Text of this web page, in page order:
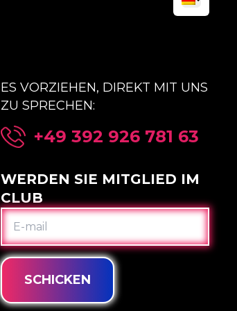
ES VORZIEHEN, DIREKT MIT UNS
ZU SPRECHEN:
+49 392 926 781 63
WERDEN SIE MITGLIED IM
CLUB
E-
MAIL
SCHICKEN